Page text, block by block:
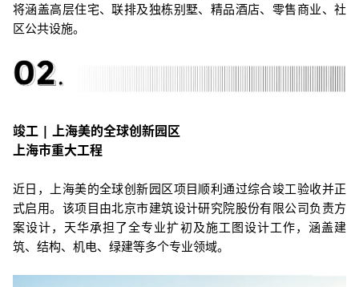
将涵盖高层住宅、联排及独栋别墅、精品酒店、零售商业、社
区公共设施。
竣工 | 上海美的全球创新园区
上海市重大工程
近日，上海美的全球创新园区项目顺利通过综合竣工验收并正
式启用。该项目由北京市建筑设计研究院股份有限公司负责方
案设计，天华承担了全专业扩初及施工图设计工作，涵盖建
筑、结构、机电、绿建等多个专业领域。